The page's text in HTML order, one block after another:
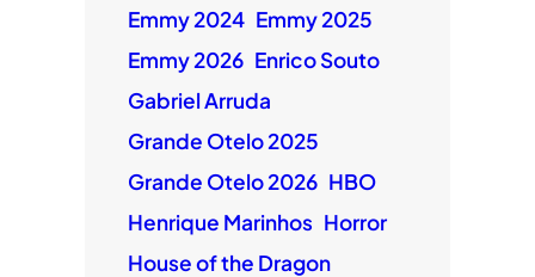
Emmy 2024 Emmy 2025
Emmy 2026 Enrico Souto
Gabriel Arruda
Grande Otelo 2025
Grande Otelo 2026 HBO
Henrique Marinhos Horror
House of the Dragon